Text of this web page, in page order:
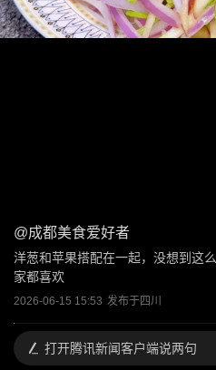
@成都美食爱好者
洋葱和苹果搭配在一起，没想到这
家都喜欢
2026-06-15 15:53 发布于四川
打开腾讯新闻客户端说两句